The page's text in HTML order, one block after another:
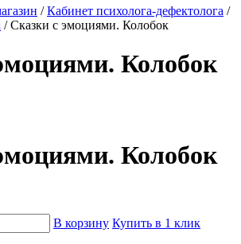
/Кабинет психолога-дефектолога /
/Сказки с эмоциями. Колобок
Колобок
Колобок
В корзину Купить в 1 клик